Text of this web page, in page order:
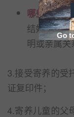
哪些属于有
结婚证、
明或亲属
3.接受寄养的受
证复印件；
4.寄养儿童的父
Go